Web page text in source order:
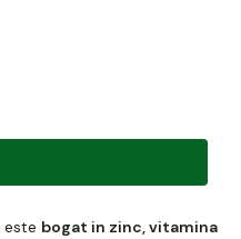
este bogat in zinc, vitamina